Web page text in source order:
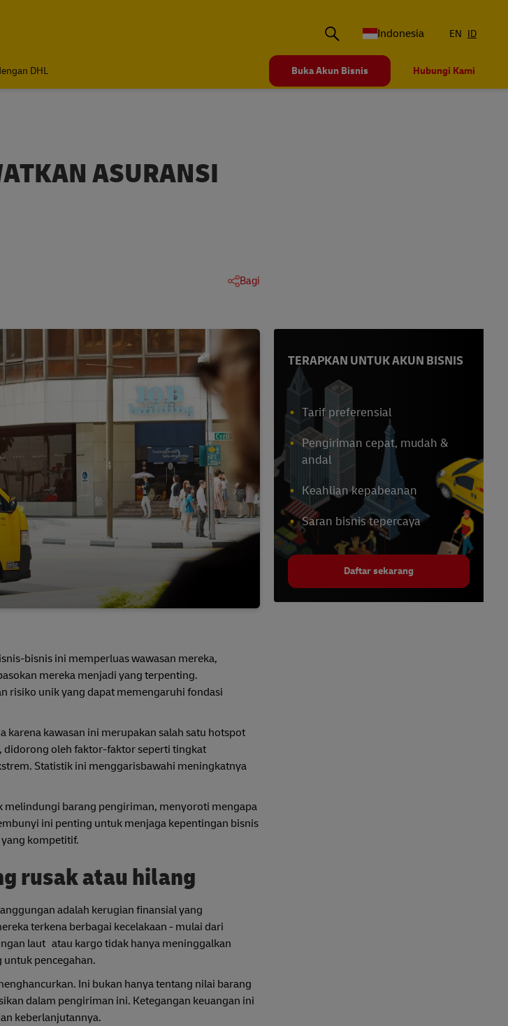
Indonesia EN ID
DHL Buka Akun Bisnis Hubungi Kami
ASURANSI
Bagi
bisnis ini memperluas wawasan mereka,
mereka menjadi yang terpenting.
risiko unik yang dapat memengaruhi fondasi
karena kawasan ini merupakan salah satu hotspot
didorong oleh faktor-faktor seperti tingkat
Statistik ini menggarisbawahi meningkatnya
melindungi barang pengiriman, menyoroti mengapa
ini penting untuk menjaga kepentingan bisnis
kompetitif.
rusak atau hilang
adalah kerugian finansial yang
terkena berbagai kecelakaan - mulai dari
laut atau kargo tidak hanya meninggalkan
pencegahan.
Ini bukan hanya tentang nilai barang
dalam pengiriman ini. Ketegangan keuangan ini
keberlanjutannya.
TERAPKAN UNTUK AKUN BISNIS
Tarif preferensial
Pengiriman cepat, mudah &
andal
Keahlian kepabeanan
Saran bisnis tepercaya
Daftar sekarang